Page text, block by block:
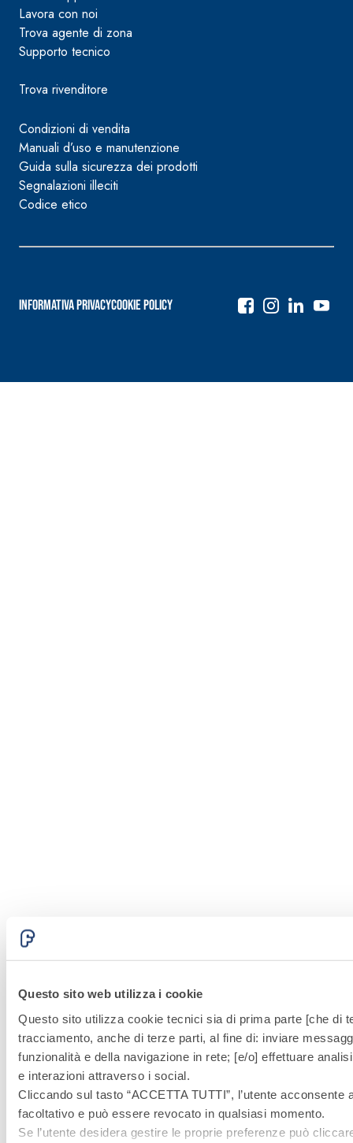
Questo sito web utilizza i cookie
Questo sito utilizza cookie tecnici sia di prima parte [che di
tracciamento, anche di terze parti, al fine di: inviare
funzionalità e della navigazione in rete; [e/o] effettuare
e interazioni attraverso i social.
Cliccando sul tasto “ACCETTA TUTTI”, l’utente
facoltativo e può essere revocato in qualsiasi momento.
Se l’utente desidera gestire le proprie preferenze può
Lavora con noi
Trova agente di zona
Supporto tecnico
Trova rivenditore
Condizioni di vendita
Manuali d’uso e manutenzione
Guida sulla sicurezza dei prodotti
Segnalazioni illeciti
Codice etico
Informativa PrivacyCookie Policy